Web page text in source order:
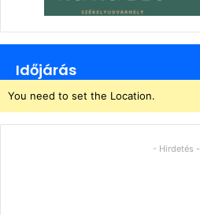
Időjárás
You need to set the Location.
- Hirdetés -